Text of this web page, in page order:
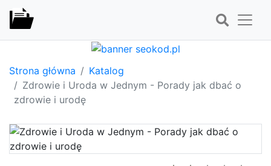
Strona główna
Katalog
Zdrowie i Uroda w Jednym - Porady jak dbać o
zdrowie i urodę